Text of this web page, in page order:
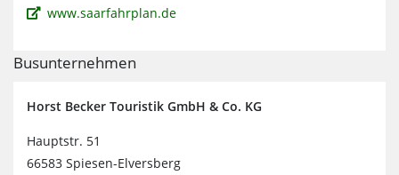
www.saarfahrplan.de
Busunternehmen
Horst Becker Touristik GmbH & Co. KG
Hauptstr. 51
66583 Spiesen-Elversberg